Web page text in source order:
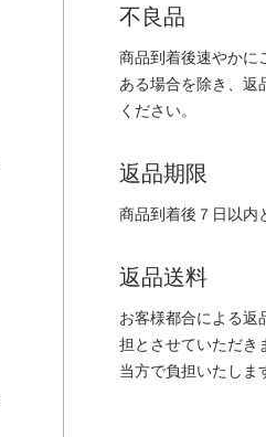
不良品
商品到着後速やかに
ある場合を除き、返
ください。
返品期限
商品到着後７日以内
返品送料
お客様都合による返
担とさせていただき
当方で負担いたしま